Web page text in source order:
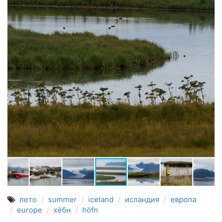
лето summer iceland исландия
европа
europe
хёбн höfn